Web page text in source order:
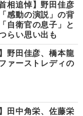
首相追悼】野田佳彦
感動の演説」の背
自衛官の息子」と
らい思い出も
野田佳彦、橋本龍
ァーストレディの
田中角栄、佐藤栄